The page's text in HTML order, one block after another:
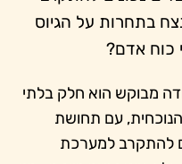
בתחרות על הגיוס
כוח אדם?
מבוקש הוא חלק בלתי
עם תחושת
להתקרב למערכת